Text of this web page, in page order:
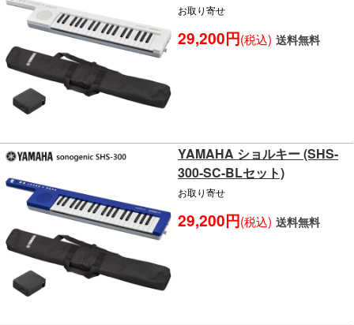
お取り寄せ
29,200円(税込) 送料無料
YAMAHA ショルキー (SHS-
300-SC-BLセット)
お取り寄せ
29,200円(税込) 送料無料